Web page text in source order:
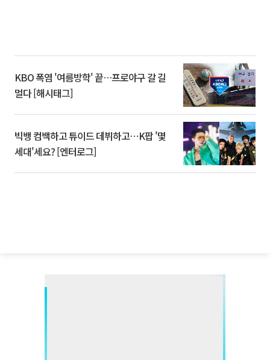
KBO 폭염 '여름방학' 끝…프로야구 갈 길
멀다 [해시태그]
빅뱅 컴백하고 튜이드 데뷔하고⋯K팝 '몇
세대'세요? [엔터로그]